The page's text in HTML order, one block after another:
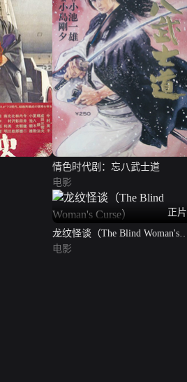
情色时代剧：忘八武士道
电影
正片
龙纹怪谈（The Blind Woman's
Curse）
电影